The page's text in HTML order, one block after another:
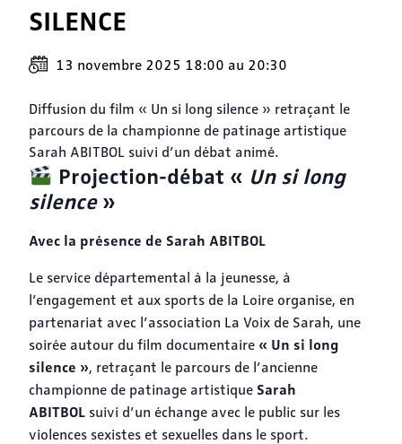
SILENCE
13 novembre 2025 18:00 au 20:30
Diffusion du film « Un si long silence » retraçant le
parcours de la championne de patinage artistique
Sarah ABITBOL suivi d’un débat animé.
Projection-débat « Un si long
silence»
Avec la présence de Sarah ABITBOL
Le service départemental à la jeunesse, à
l’engagement et aux sports de la Loire organise, en
partenariat avec l’association La Voix de Sarah, une
soirée autour du film documentaire « Un si long
silence », retraçant le parcours de l’ancienne
championne de patinage artistique Sarah
ABITBOL suivi d’un échange avec le public sur les
violences sexistes et sexuelles dans le sport.